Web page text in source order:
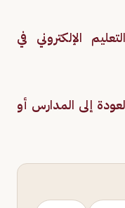
الإلكتروني في
إلى المدارس أو